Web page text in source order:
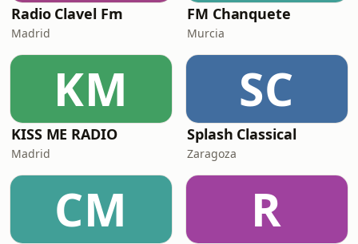
Radio Clavel Fm
Madrid
FM Chanquete
Murcia
KM
KISS ME RADIO
Madrid
SC
Splash Classical
Zaragoza
CM R